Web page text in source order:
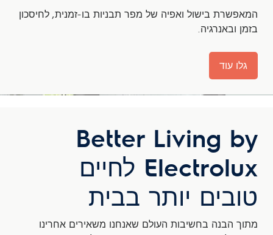
המאפשרת בישול ואפיה של מפר תבניות בו-זמנית, לחיסכון
בזמן ובאנרגיה.
גלו עוד
Better Living by
Electrolux לחיים
טובים יותר בבית
מתוך הבנה בחשיבות העולם שאנחנו משאירים אחרינו